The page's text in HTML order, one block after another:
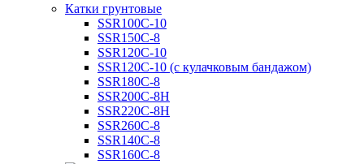
Катки грунтовые
SSR100C-10
SSR150C-8
SSR120C-10
SSR120C-10 (с кулачковым бандажом)
SSR180C-8
SSR200C-8H
SSR220C-8H
SSR260C-8
SSR140C-8
SSR160C-8